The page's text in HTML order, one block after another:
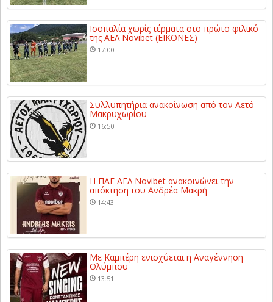
Ισοπαλία χωρίς τέρματα στο πρώτο φιλικό
της ΑΕΛ Novibet (ΕΙΚΟΝΕΣ)
17:00
Συλλυπητήρια ανακοίνωση από τον Αετό
Μακρυχωρίου
16:50
Η ΠΑΕ ΑΕΛ Novibet ανακοινώνει την
απόκτηση του Ανδρέα Μακρή
14:43
Με Καμπέρη ενισχύεται η Αναγέννηση
Ολύμπου
13:51